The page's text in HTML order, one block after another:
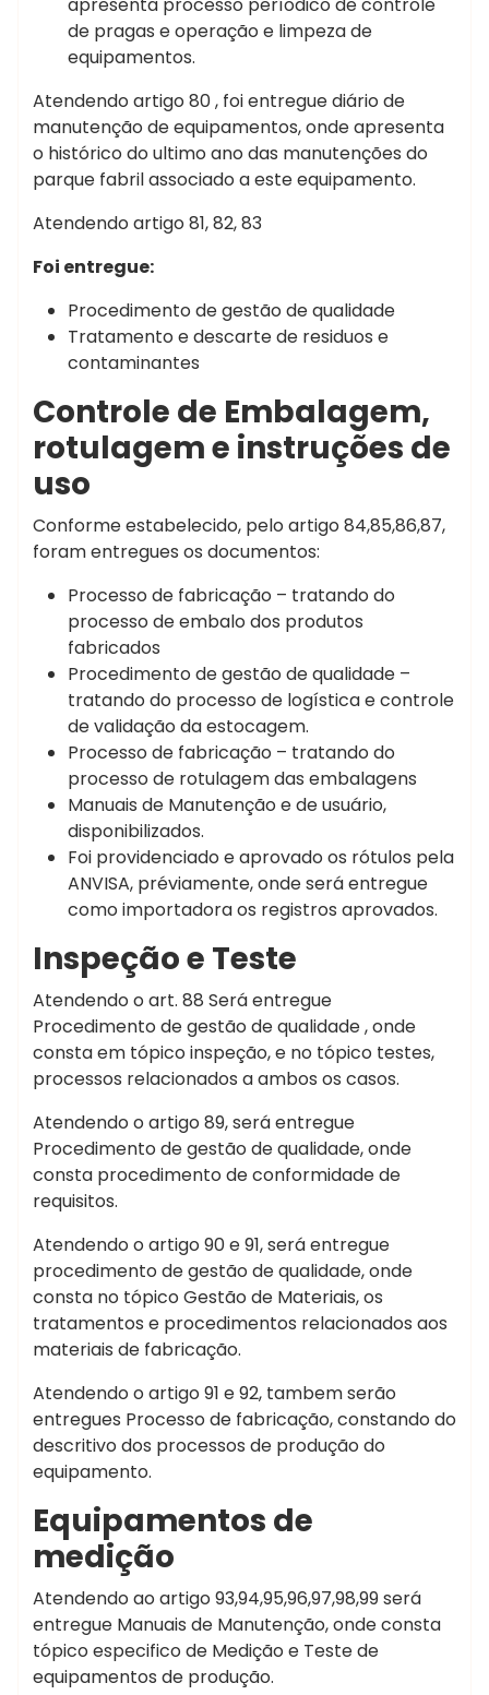
de pragas e operação e limpeza de
equipamentos.
Atendendo artigo 80 , foi entregue diário de
manutenção de equipamentos, onde apresenta
o histórico do ultimo ano das manutenções do
parque fabril associado a este equipamento.
Atendendo artigo 81, 82, 83
Foi entregue:
Procedimento de gestão de qualidade
Tratamento e descarte de residuos e
contaminantes
Controle de Embalagem,
rotulagem e instruções de
uso
Conforme estabelecido, pelo artigo 84,85,86,87,
foram entregues os documentos:
Processo de fabricação – tratando do
processo de embalo dos produtos
fabricados
Procedimento de gestão de qualidade –
tratando do processo de logística e controle
de validação da estocagem.
Processo de fabricação – tratando do
processo de rotulagem das embalagens
Manuais de Manutenção e de usuário,
disponibilizados.
Foi providenciado e aprovado os rótulos pela
ANVISA, préviamente, onde será entregue
como importadora os registros aprovados.
Inspeção e Teste
Atendendo o art. 88 Será entregue
Procedimento de gestão de qualidade , onde
consta em tópico inspeção, e no tópico testes,
processos relacionados a ambos os casos.
Atendendo o artigo 89, será entregue
Procedimento de gestão de qualidade, onde
consta procedimento de conformidade de
requisitos.
Atendendo o artigo 90 e 91, será entregue
procedimento de gestão de qualidade, onde
consta no tópico Gestão de Materiais, os
tratamentos e procedimentos relacionados aos
materiais de fabricação.
Atendendo o artigo 91 e 92, tambem serão
entregues Processo de fabricação, constando do
descritivo dos processos de produção do
equipamento.
Equipamentos de
medição
Atendendo ao artigo 93,94,95,96,97,98,99 será
entregue Manuais de Manutenção, onde consta
tópico especifico de Medição e Teste de
equipamentos de produção.